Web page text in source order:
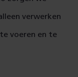
verwerken
voeren en te